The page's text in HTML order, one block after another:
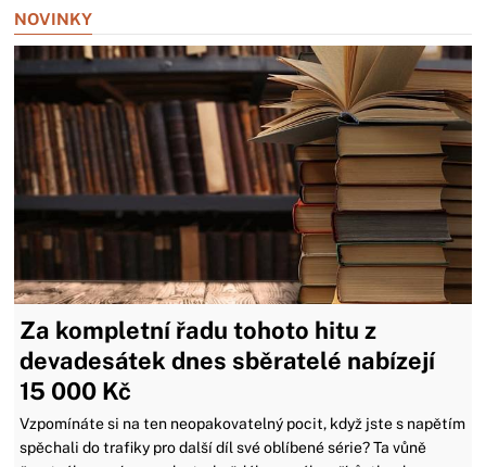
NOVINKY
Za kompletní řadu tohoto hitu z
devadesátek dnes sběratelé nabízejí
15 000 Kč
Vzpomínáte si na ten neopakovatelný pocit, když jste s napětím
spěchali do trafiky pro další díl své oblíbené série? Ta vůně